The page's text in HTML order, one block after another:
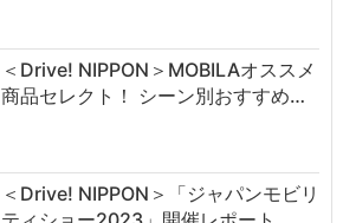
＜Drive! NIPPON＞MOBILAオススメ
商品セレクト！ シーン別おすすめ…
＜Drive! NIPPON＞「ジャパンモビリ